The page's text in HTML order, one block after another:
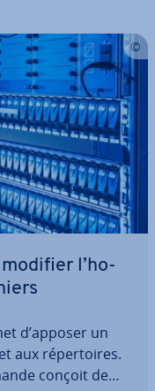
modifier l’ho­
d’apposer un
aux ré­per­toires.
conçoit de